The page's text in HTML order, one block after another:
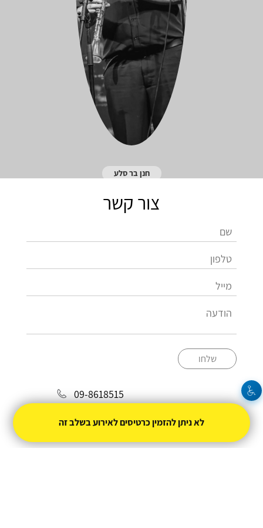
חנן בר סלע
צור קשר
שלחו
09-8618515
info@biltiformali.org.il
לא ניתן להזמין כרטיסים לאירוע בשלב זה